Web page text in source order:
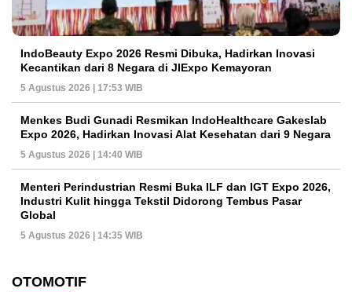
IndoBeauty Expo 2026 Resmi Dibuka, Hadirkan Inovasi
Kecantikan dari 8 Negara di JIExpo Kemayoran
5 Agustus 2026 | 17:53 WIB
Menkes Budi Gunadi Resmikan IndoHealthcare Gakeslab
Expo 2026, Hadirkan Inovasi Alat Kesehatan dari 9 Negara
5 Agustus 2026 | 14:40 WIB
Menteri Perindustrian Resmi Buka ILF dan IGT Expo 2026,
Industri Kulit hingga Tekstil Didorong Tembus Pasar
Global
5 Agustus 2026 | 14:35 WIB
OTOMOTIF